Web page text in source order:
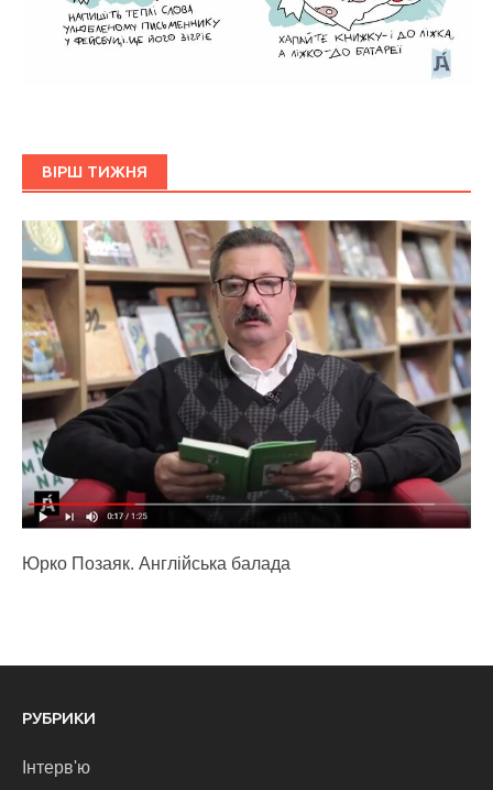
ВІРШ ТИЖНЯ
Юрко Позаяк. Англійська балада
РУБРИКИ
Інтерв'ю